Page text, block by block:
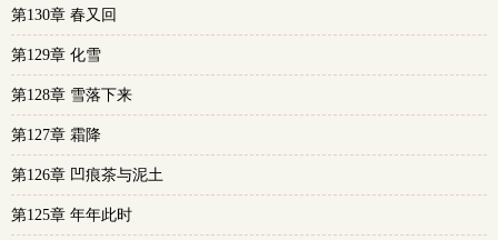
第130章 春又回
第129章 化雪
第128章 雪落下来
第127章 霜降
第126章 凹痕茶与泥土
第125章 年年此时